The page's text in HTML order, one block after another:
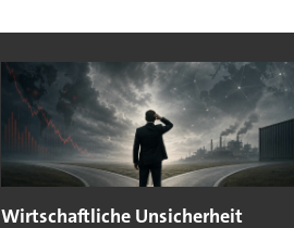
Wirtschaftliche Unsicherheit